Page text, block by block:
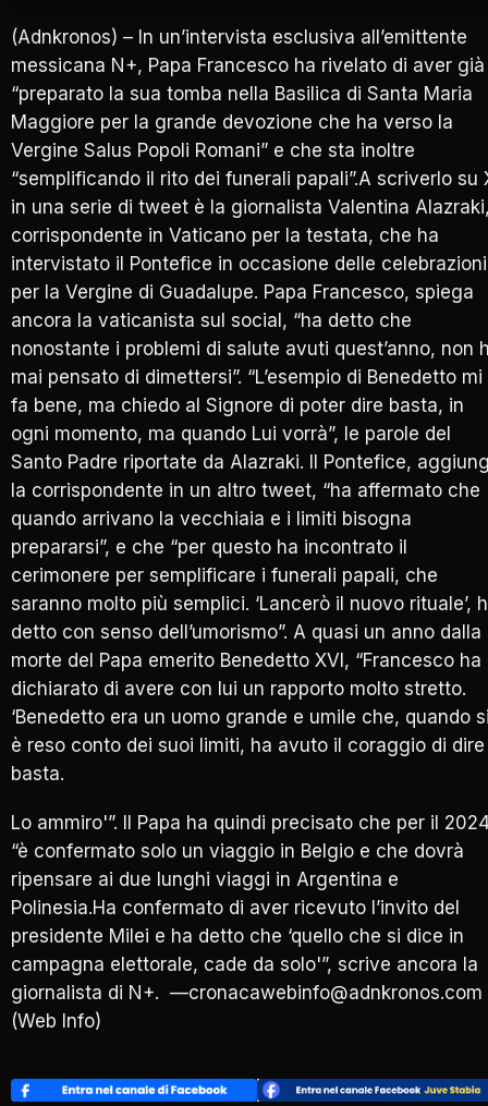
(Adnkronos) – In un’intervista esclusiva all’emittente
messicana N+, Papa Francesco ha rivelato di aver già
“preparato la sua tomba nella Basilica di Santa Maria
Maggiore per la grande devozione che ha verso la
Vergine Salus Popoli Romani” e che sta inoltre
“semplificando il rito dei funerali papali”.A scriverlo su
in una serie di tweet è la giornalista Valentina
corrispondente in Vaticano per la testata, che ha
intervistato il Pontefice in occasione delle celebrazioni
per la Vergine di Guadalupe. Papa Francesco, spiega
ancora la vaticanista sul social, “ha detto che
nonostante i problemi di salute avuti quest’anno, non
mai pensato di dimettersi”. “L’esempio di Benedetto mi
fa bene, ma chiedo al Signore di poter dire basta, in
ogni momento, ma quando Lui vorrà”, le parole del
Santo Padre riportate da Alazraki. Il Pontefice,
la corrispondente in un altro tweet, “ha affermato che
quando arrivano la vecchiaia e i limiti bisogna
prepararsi”, e che “per questo ha incontrato il
cerimonere per semplificare i funerali papali, che
saranno molto più semplici. ‘Lancerò il nuovo rituale’,
detto con senso dell’umorismo”. A quasi un anno dalla
morte del Papa emerito Benedetto XVI, “Francesco ha
dichiarato di avere con lui un rapporto molto stretto.
‘Benedetto era un uomo grande e umile che, quando
è reso conto dei suoi limiti, ha avuto il coraggio di dire
basta.
Lo ammiro'”. Il Papa ha quindi precisato che per il
“è confermato solo un viaggio in Belgio e che dovrà
ripensare ai due lunghi viaggi in Argentina e
Polinesia.Ha confermato di aver ricevuto l’invito del
presidente Milei e ha detto che ‘quello che si dice in
campagna elettorale, cade da solo'”, scrive ancora la
giornalista di N+. —cronacawebinfo@adnkronos.com
(Web Info)